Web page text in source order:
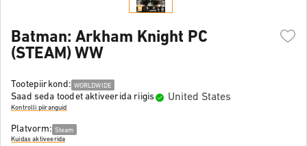
Batman: Arkham Knight PC
(STEAM) WW
Tootepiirkond: WORLDWIDE
Saad seda toodet aktiveerida riigis United States
Kontrolli piiranguid
Platvorm: Steam
Kuidas aktiveerida